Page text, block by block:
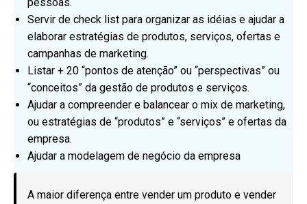
Servir de check list para organizar as idéias e ajudar a
elaborar estratégias de produtos, serviços, ofertas e
campanhas de marketing.
Listar + 20 “pontos de atenção” ou “perspectivas” ou
“conceitos” da gestão de produtos e serviços.
Ajudar a compreender e balancear o mix de marketing,
ou estratégias de “produtos” e “serviços” e ofertas da
empresa.
Ajudar a modelagem de negócio da empresa
A maior diferença entre vender um produto e vender